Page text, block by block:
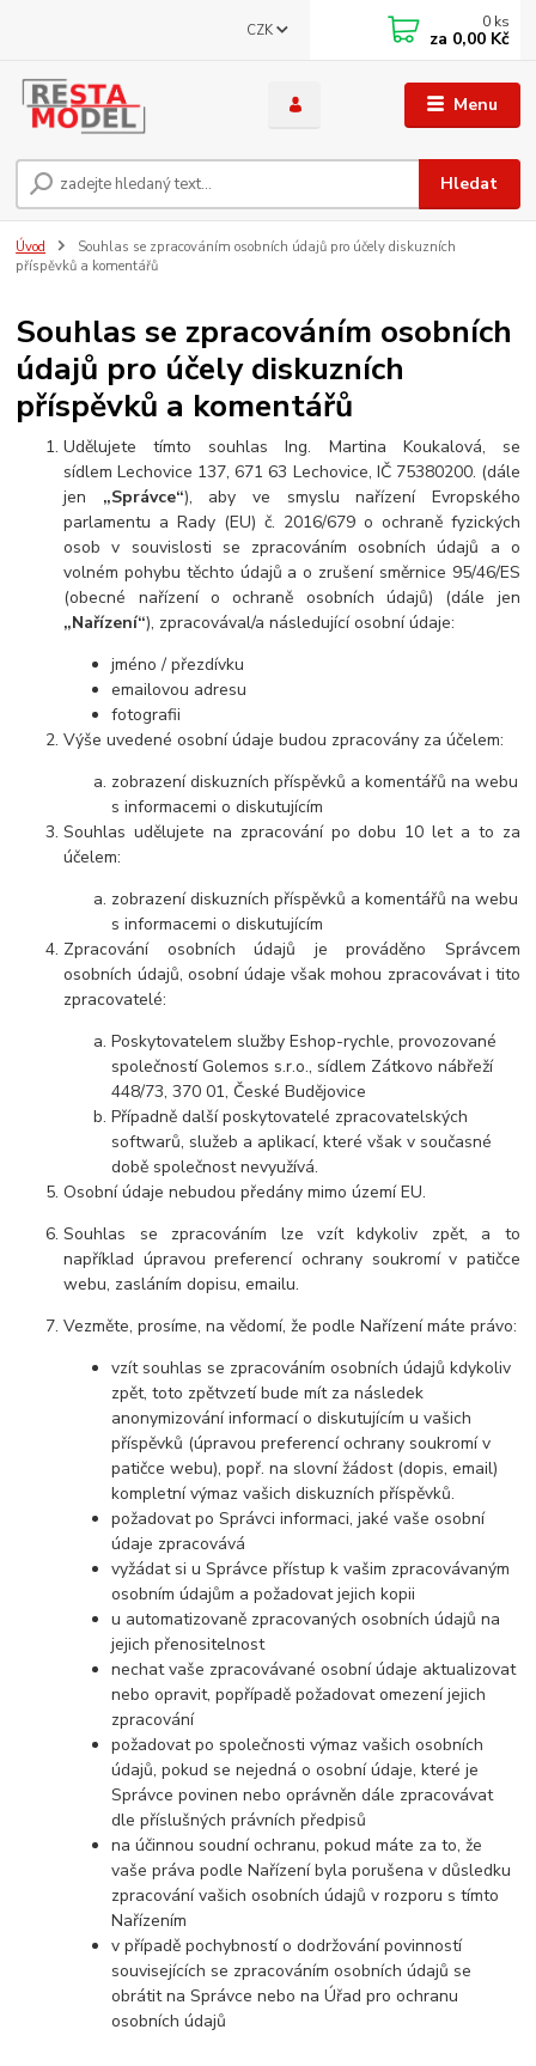
Menu
CZK
Hledat
0 ks
za 0,00 Kč
Úvod
Souhlas se zpracováním osobních údajů pro účely diskuzních
příspěvků a komentářů
Souhlas se zpracováním osobních
údajů pro účely diskuzních
příspěvků a komentářů
Udělujete tímto souhlasIng. Martina Koukalová, se
sídlem Lechovice 137, 671 63 Lechovice, IČ 75380200. (dále
jen „Správce“), aby ve smyslu nařízení Evropského
parlamentu a Rady (EU) č. 2016/679 o ochraně fyzických
osob v souvislosti se zpracováním osobních údajů a o
volném pohybu těchto údajů a o zrušení směrnice 95/46/ES
(obecné nařízení o ochraně osobních údajů) (dále jen
„Nařízení“), zpracovával/a následující osobní údaje:
jméno / přezdívku
emailovou adresu
fotografii
Výše uvedené osobní údaje budou zpracovány za účelem:
zobrazení diskuzních příspěvků a komentářů na webu
s informacemi o diskutujícím
Souhlas udělujete na zpracování po dobu 10 let a to za
účelem:
zobrazení diskuzních příspěvků a komentářů na webu
s informacemi o diskutujícím
Zpracování osobních údajů je prováděno Správcem
osobních údajů, osobní údaje však mohou zpracovávat i tito
zpracovatelé:
Poskytovatelem služby Eshop-rychle, provozované
společností Golemos s.r.o., sídlem Zátkovo nábřeží
448/73, 370 01, České Budějovice
Případně další poskytovatelé zpracovatelských
softwarů, služeb a aplikací, které však v současné
době společnost nevyužívá.
Osobní údajenebudou předány mimo území EU.
Souhlas se zpracováním lze vzít kdykoliv zpět, a to
například úpravou preferencí ochrany soukromí v patičce
webu, zasláním dopisu, emailu.
Vezměte, prosíme, na vědomí, že podle Nařízení máte právo:
vzít souhlas se zpracováním osobních údajů kdykoliv
zpět, toto zpětvzetí bude mít za následek
anonymizování informací o diskutujícím u vašich
příspěvků (úpravou preferencí ochrany soukromí v
patičce webu), popř. na slovní žádost (dopis, email)
kompletní výmaz vašich diskuzních příspěvků.
požadovat po Správci informaci, jaké vaše osobní
údaje zpracovává
vyžádat si u Správce přístup k vašim zpracovávaným
osobním údajům a požadovat jejich kopii
u automatizovaně zpracovaných osobních údajů na
jejich přenositelnost
nechat vaše zpracovávané osobní údaje aktualizovat
nebo opravit, popřípadě požadovat omezení jejich
zpracování
požadovat po společnosti výmaz vašich osobních
údajů, pokud se nejedná o osobní údaje, které je
Správce povinen nebo oprávněn dále zpracovávat
dle příslušných právních předpisů
na účinnou soudní ochranu, pokud máte za to, že
vaše práva podle Nařízení byla porušena v důsledku
zpracování vašich osobních údajů v rozporu s tímto
Nařízením
v případě pochybností o dodržování povinností
souvisejících se zpracováním osobních údajů se
obrátit na Správce nebo na Úřad pro ochranu
osobních údajů